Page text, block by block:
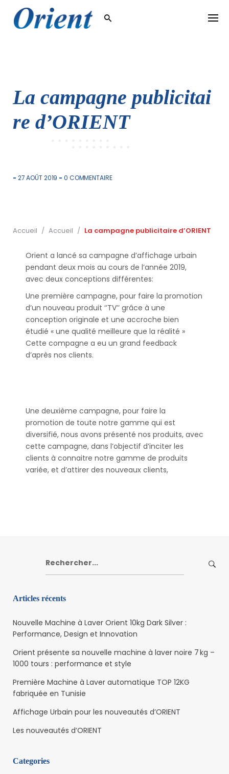
content
La campagne publicitai
re d’ORIENT
- 27 AOÛT 2019 - 0 COMMENTAIRE
Accueil / Accueil / La campagne publicitaire d’ORIENT
Orient a lancé sa campagne d’affichage urbain
pendant deux mois au cours de l’année 2019,
avec deux conceptions différentes:
Une première campagne, pour faire la promotion
d’un nouveau produit ‘’TV’’ grâce à une
conception originale et une accroche bien
étudié « une qualité meilleure que la réalité »
Cette compagne a eu un grand feedback
d’après nos clients.
Une deuxième campagne, pour faire la
promotion de toute notre gamme qui est
diversifié, nous avons présenté nos produits, avec
cette campagne, dans l’objectif d’inciter les
clients à connaitre notre gamme de produits
variée, et d’attirer des nouveaux clients,
Articles récents
Nouvelle Machine à Laver Orient 10kg Dark Silver :
Performance, Design et Innovation
Orient présente sa nouvelle machine à laver noire 7 kg –
1000 tours : performance et style
Première Machine à Laver automatique TOP 12KG
fabriquée en Tunisie
Affichage Urbain pour les nouveautés d’ORIENT
Les nouveautés d’ORIENT
Categories